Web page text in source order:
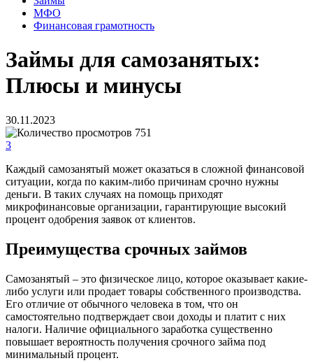
МФО
Финансовая грамотность
Займы для самозанятых:
Плюсы и минусы
30.11.2023
751
3
Каждый самозанятый может оказаться в сложной финансовой
ситуации, когда по каким-либо причинам срочно нужны
деньги. В таких случаях на помощь приходят
микрофинансовые организации, гарантирующие высокий
процент одобрения заявок от клиентов.
Преимущества срочных займов
Самозанятый – это физическое лицо, которое оказывает какие-
либо услуги или продает товары собственного производства.
Его отличие от обычного человека в том, что он
самостоятельно подтверждает свои доходы и платит с них
налоги. Наличие официального заработка существенно
повышает вероятность получения срочного займа под
минимальный процент.